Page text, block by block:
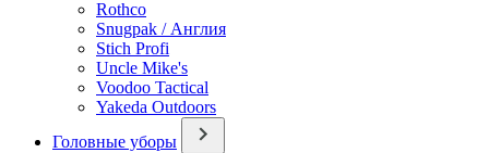
Rothco
Snugpak / Англия
Stich Profi
Uncle Mike's
Voodoo Tactical
Yakeda Outdoors
Головные уборы